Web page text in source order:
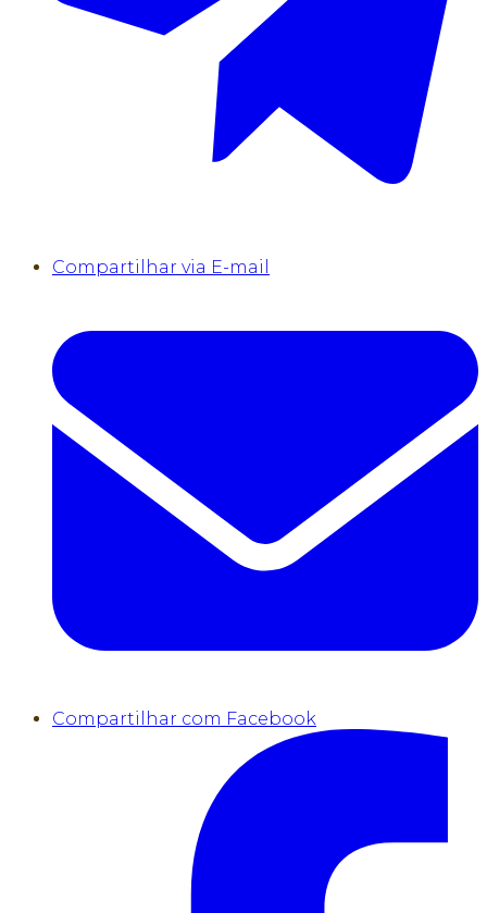
Compartilhar via E-mail
Compartilhar com Facebook